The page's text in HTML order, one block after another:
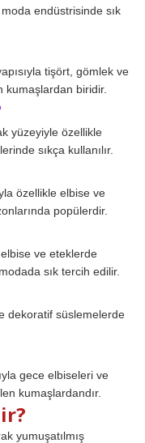
endüstrisinde sık
tişört, gömlek ve
kumaşlardan biridir.
yüzeyiyle özellikle
sıkça kullanılır.
özellikle elbise ve
popülerdir.
ve eteklerde
sık tercih edilir.
dekoratif süslemelerde
gece elbiseleri ve
kumaşlardandır.
yumuşatılmış